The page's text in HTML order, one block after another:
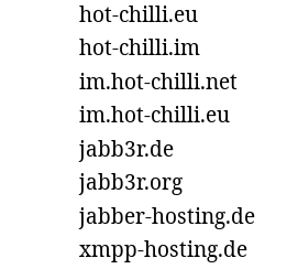
hot-chilli.eu
hot-chilli.im
im.hot-chilli.net
im.hot-chilli.eu
jabb3r.de
jabb3r.org
jabber-hosting.de
xmpp-hosting.de